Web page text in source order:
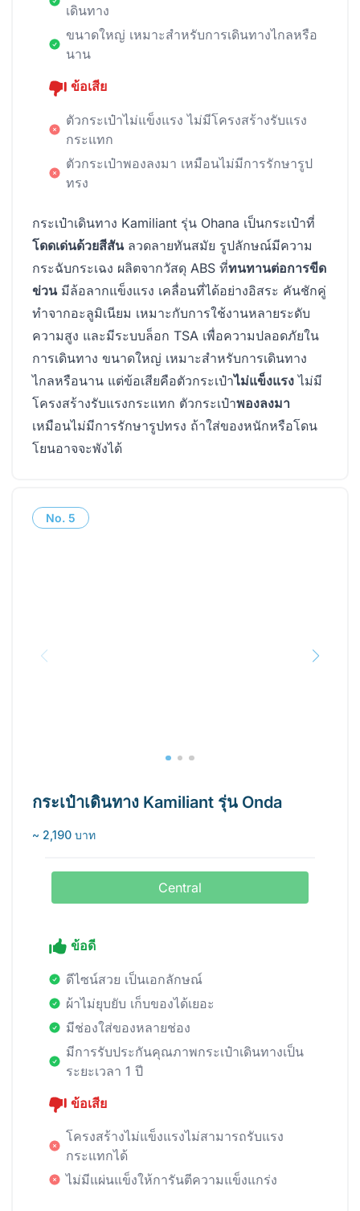
เดินทาง
ขนาดใหญ่ เหมาะสำหรับการเดินทางไกลหรือ
นาน
ข้อเสีย
ตัวกระเป๋าไม่แข็งแรง ไม่มีโครงสร้างรับแรง
กระแทก
ตัวกระเป๋าพองลงมา เหมือนไม่มีการรักษารูป
ทรง
กระเป๋าเดินทาง Kamiliant รุ่น Ohana เป็นกระเป๋าที่
โดดเด่นด้วยสีสันลวดลายทันสมัย รูปลักษณ์มีความ
กระฉับกระเฉง ผลิตจากวัสดุ ABS ที่ทนทานต่อการขีด
ข่วนมีล้อลากแข็งแรง เคลื่อนที่ได้อย่างอิสระ คันชักคู่
ทำจากอะลูมิเนียม เหมาะกับการใช้งานหลายระดับ
ความสูง และมีระบบล็อก TSA เพื่อความปลอดภัยใน
การเดินทาง ขนาดใหญ่ เหมาะสำหรับการเดินทาง
ไกลหรือนาน แต่ข้อเสียคือตัวกระเป๋าไม่แข็งแรง ไม่มี
โครงสร้างรับแรงกระแทก ตัวกระเป๋าพองลงมา
เหมือนไม่มีการรักษารูปทรง ถ้าใส่ของหนักหรือโดน
โยนอาจจะพังได้
No. 5
กระเป๋าเดินทาง Kamiliant รุ่น Onda
~ 2,190 บาท
Central
ข้อดี
ดีไซน์สวย เป็นเอกลักษณ์
ผ้าไม่ยุบยับ เก็บของได้เยอะ
มีช่องใส่ของหลายช่อง
มีการรับประกันคุณภาพกระเป๋าเดินทางเป็น
ระยะเวลา 1 ปี
ข้อเสีย
โครงสร้างไม่แข็งแรงไม่สามารถรับแรง
กระแทกได้
ไม่มีแผ่นแข็งให้การันตีความแข็งแกร่ง